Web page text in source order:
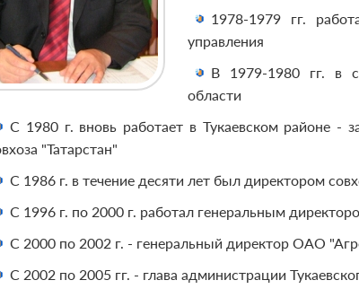
1978-1979 гг.
управления
В 1979-1980 гг. в
области
С 1980 г. вновь работает в Тукаевском районе
"Татарстан"
С 1986 г. в течение десяти лет был директором
С 1996 г. по 2000 г. работал генеральным
С 2000 по 2002 г. - генеральный директор ОАО
С 2002 по 2005 гг. - глава администрации